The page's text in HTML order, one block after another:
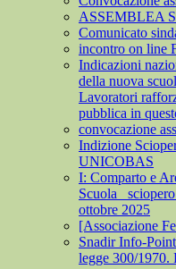
ASSEMBLEA
Comunicato
incontro on line
Indicazioni
della nuova
Lavoratori
pubblica in
convocazione
Indizione
UNICOBAS
I: Comparto e
Scuola_
ottobre 2025
[Associazione
Snadir Info-
legge 300/1970.